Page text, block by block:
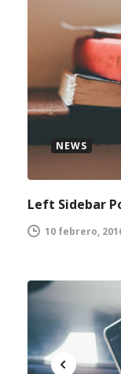
NEWS
Left Sidebar
10 febrero,